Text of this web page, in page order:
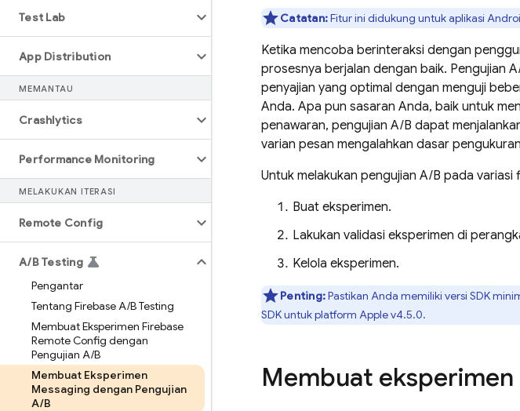
Test Lab
App Distribution
MEMANTAU
Crashlytics
Performance Monitoring
MELAKUKAN ITERASI
Remote Config
A/B Testing
Pengantar
Tentang Firebase A/B Testing
Membuat Eksperimen Firebase
Remote Config dengan
Pengujian A/B
Membuat Eksperimen
Messaging dengan Pengujian
A/B
Catatan:Fitur ini didukung untuk aplikasi
Ketika mencoba berinteraksi dengan
prosesnya berjalan dengan baik. Pengujian
penyajian yang optimal dengan menguji
Anda. Apa pun sasaran Anda, baik untuk
penawaran, pengujian A/B dapat
varian pesan mengalahkan dasar
Untuk melakukan pengujian A/B pada
Buat eksperimen.
Lakukan validasi eksperimen di
Kelola eksperimen.
Penting:Pastikan Anda memiliki versi SDK
SDK untuk platform Applev4.5.0.
Membuat eksperimen